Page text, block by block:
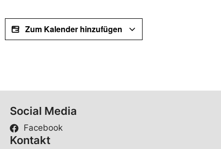
Zum Kalender hinzufügen
Social Media
Facebook
Kontakt